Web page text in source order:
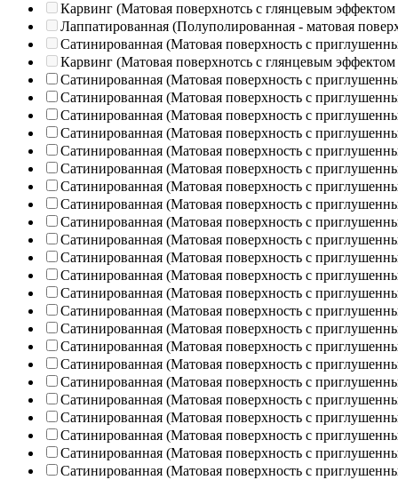
Карвинг (Матовая поверхнотсь с глянцевым эффектом
Лаппатированная (Полуполированная - матовая
Сатинированная (Матовая поверхность с
Карвинг (Матовая поверхнотсь с глянцевым эффектом
Сатинированная (Матовая поверхность с
Сатинированная (Матовая поверхность с
Сатинированная (Матовая поверхность с
Сатинированная (Матовая поверхность с
Сатинированная (Матовая поверхность с
Сатинированная (Матовая поверхность с
Сатинированная (Матовая поверхность с
Сатинированная (Матовая поверхность с
Сатинированная (Матовая поверхность с
Сатинированная (Матовая поверхность с
Сатинированная (Матовая поверхность с
Сатинированная (Матовая поверхность с
Сатинированная (Матовая поверхность с
Сатинированная (Матовая поверхность с
Сатинированная (Матовая поверхность с
Сатинированная (Матовая поверхность с
Сатинированная (Матовая поверхность с
Сатинированная (Матовая поверхность с
Сатинированная (Матовая поверхность с
Сатинированная (Матовая поверхность с
Сатинированная (Матовая поверхность с
Сатинированная (Матовая поверхность с
Сатинированная (Матовая поверхность с